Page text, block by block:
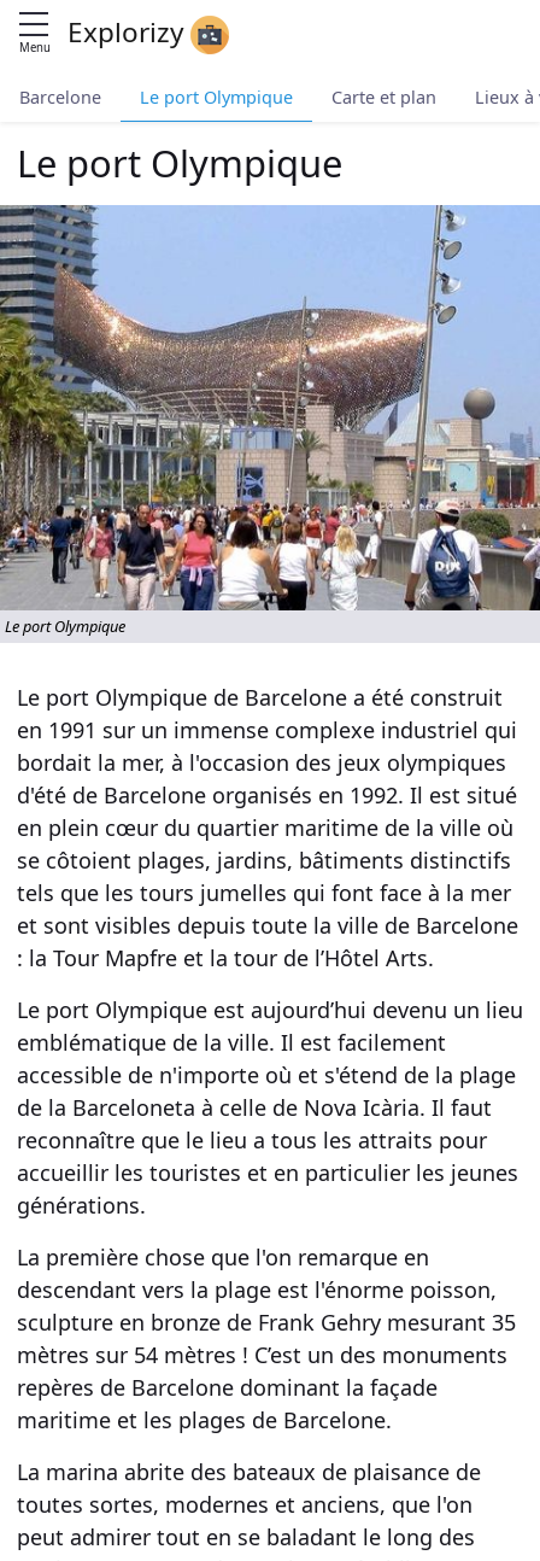
Menu Explorizy
Barcelone Le port Olympique Carte et plan Lieux
Le port Olympique
Le port Olympique
Le port Olympiquede Barcelone a été construit
en 1991 sur un immense complexe industriel qui
bordait la mer, à l'occasion des jeux olympiques
d'été de Barcelone organisés en 1992. Il est situé
en plein cœur du quartier maritimede la ville où
se côtoient plages, jardins, bâtiments distinctifs
tels que les tours jumelles qui font face à la mer
et sont visibles depuis toute la ville de Barcelone
: la Tour Mapfreet la tour de l’Hôtel Arts.
Le port Olympique est aujourd’hui devenu un lieu
emblématique de la ville. Il est facilement
accessible de n'importe où et s'étend de la plage
de la Barceloneta à celle de Nova Icària. Il faut
reconnaître que le lieu a tous les attraits pour
accueillir les touristes et en particulier les jeunes
générations.
La première chose que l'on remarque en
descendant vers la plage est l'énorme poisson,
sculpture en bronzede Frank Gehry mesurant 35
mètres sur 54 mètres ! C’est un des monuments
repères de Barcelone dominant la façade
maritime et les plages de Barcelone.
La marina abrite des bateaux de plaisancede
toutes sortes, modernes et anciens, que l'on
peut admirer tout en se baladant le long des